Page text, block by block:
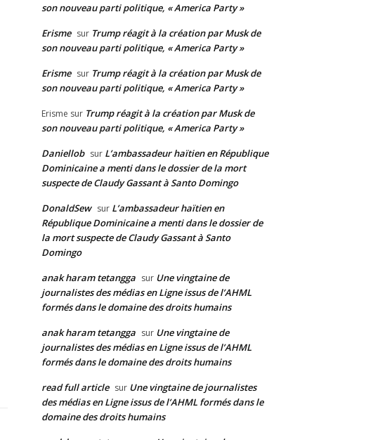
son nouveau parti politique, « America Party »
Erisme sur Trump réagit à la création par Musk de
son nouveau parti politique, « America Party »
Erisme sur Trump réagit à la création par Musk de
son nouveau parti politique, « America Party »
Erisme sur Trump réagit à la création par Musk de
son nouveau parti politique, « America Party »
Daniellob sur L’ambassadeur haïtien en République
Dominicaine a menti dans le dossier de la mort
suspecte de Claudy Gassant à Santo Domingo
DonaldSew sur L’ambassadeur haïtien en
République Dominicaine a menti dans le dossier de
la mort suspecte de Claudy Gassant à Santo
Domingo
anak haram tetangga sur Une vingtaine de
journalistes des médias en Ligne issus de l’AHML
formés dans le domaine des droits humains
anak haram tetangga sur Une vingtaine de
journalistes des médias en Ligne issus de l’AHML
formés dans le domaine des droits humains
read full article sur Une vingtaine de journalistes
des médias en Ligne issus de l’AHML formés dans le
domaine des droits humains